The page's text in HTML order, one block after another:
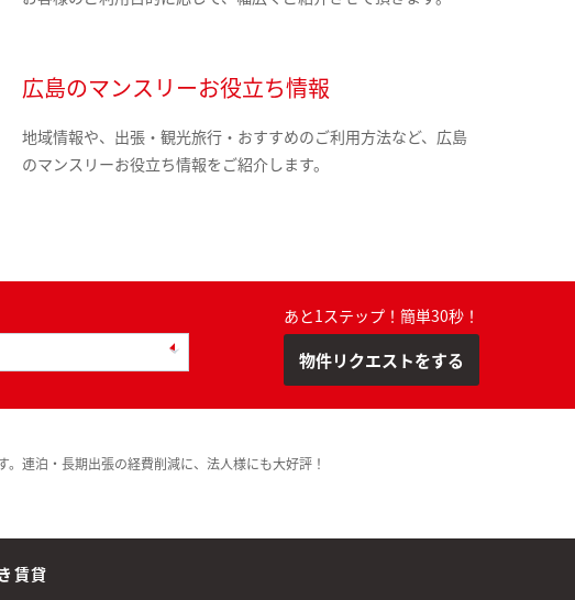
広島のマンスリーお役立ち情報
地域情報や、出張・観光旅行・おすすめのご利用方法など、広島
のマンスリーお役立ち情報をご紹介します。
あと1ステップ！簡単30秒！
物件リクエストをする
連泊・長期出張の経費削減に、法人様にも大好評！
賃貸